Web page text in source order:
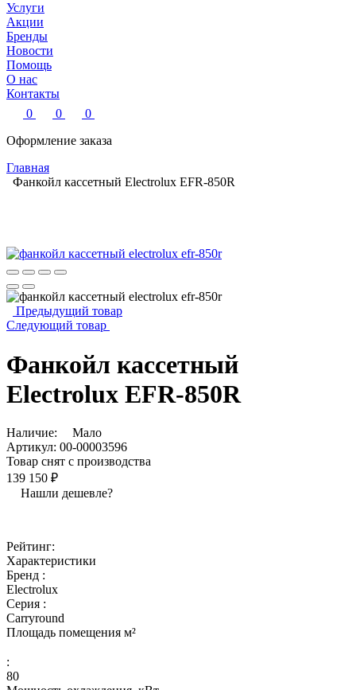
Услуги
Акции
Бренды
Новости
Помощь
О нас
Контакты
0
0
0
Оформление заказа
Главная
Фанкойл кассетный Electrolux EFR-850R
Предыдущий товар
Следующий товар
Фанкойл кассетный
Electrolux EFR-850R
Наличие:
Мало
Артикул: 00-00003596
Товар снят с производства
139 150 ₽
Нашли дешевле?
Рейтинг:
Характеристики
Бренд :
Electrolux
Серия :
Carryround
Площадь помещения м²
:
80